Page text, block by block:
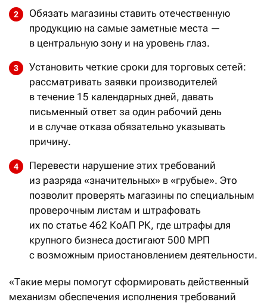
Обязать магазины ставить отечественную
продукцию на самые заметные места —
в центральную зону и на уровень глаз.
Установить четкие сроки для торговых сетей:
рассматривать заявки производителей
в течение 15 календарных дней, давать
письменный ответ за один рабочий день
и в случае отказа обязательно указывать
причину.
Перевести нарушение этих требований
из разряда «значительных» в «грубые». Это
позволит проверять магазины по специальным
проверочным листам и штрафовать
их по статье 462 КоАП РК, где штрафы для
крупного бизнеса достигают 500 МРП
с возможным приостановлением деятельности.
«Такие меры помогут сформировать действенный
механизм обеспечения исполнения требований